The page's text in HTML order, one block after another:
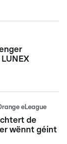
eLeague
de
wënnt géint